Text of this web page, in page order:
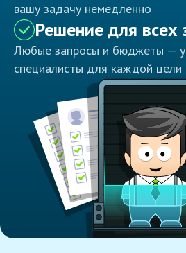
вашу задачу немедленно
Решение для всех
Любые запросы и бюджеты — у
специалисты для каждой цели